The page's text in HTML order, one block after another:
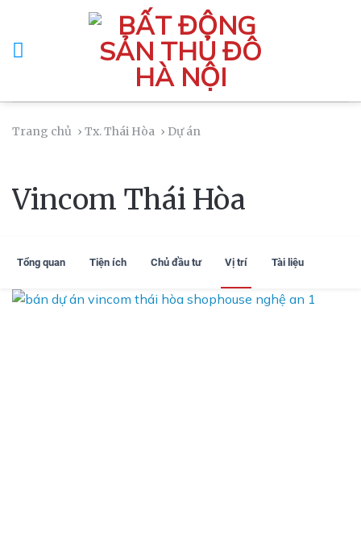
content
Trang chủ › Tx. Thái Hòa › Dự án
Vincom Thái Hòa
Tổng quan Tiện ích Chủ đầu tư Vị trí Tài liệu